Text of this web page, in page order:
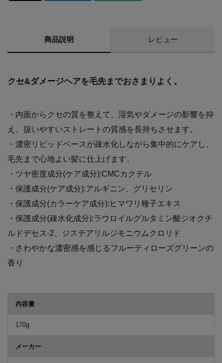
商品説明 レビュー
クセ&ダメージヘアを毛先までおさまりよく。
・内面からクセの質を整えて、湿気やダメージの影響を抑
え、扱いやすいストレートの質感を長持ちさせます。
・濃密リピッドベースが疎水化しながら集中的にケアし、
毛先まで心地よい髪に仕上げます。
・ツヤ密度成分(ケア成分):CMCカクテル
・保護成分(ケア成分):アルギニン、グリセリン
・保護成分(カラーケア成分):ヒマワリ種子エキス
・保護成分(疎水化成分):ラウロイルグルタミン酸ジオクチ
ルドデセス-2、ジステアリルジモニウムクロリド
・さわやかな濃密感を感じるフルーティローズグリーンの
香り
内容量
170g
メーカー